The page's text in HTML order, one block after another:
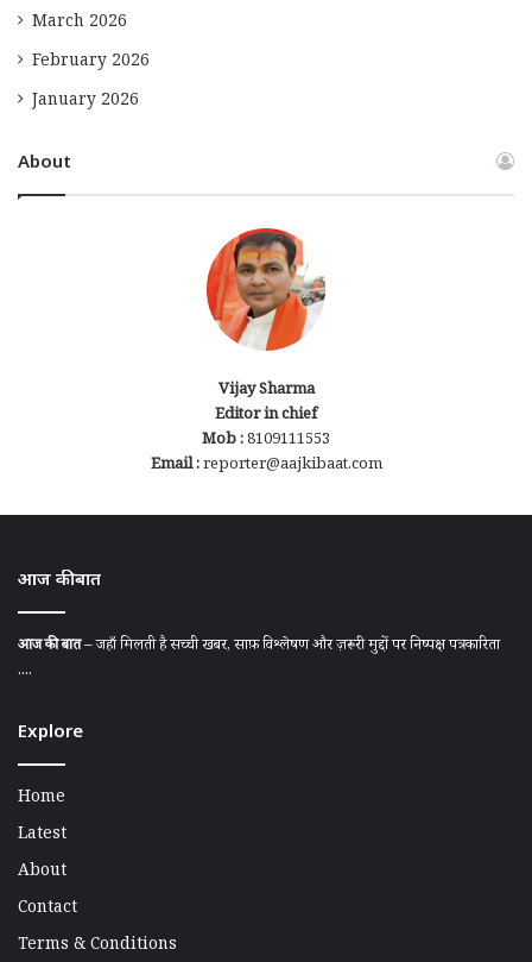
March 2026
February 2026
January 2026
About
Vijay Sharma
Editor in chief
Mob :8109111553
Email :reporter@aajkibaat.com
आज की बात
आज की बात– जहाँ मिलती है सच्ची खबर, साफ़ विश्लेषण और ज़रूरी मुद्दों पर निष्पक्ष पत्रकारिता
....
Explore
Home
Latest
About
Contact
Terms & Conditions